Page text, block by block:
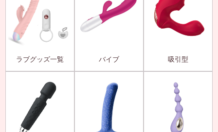
ラブグッズ一覧 バイブ 吸引型